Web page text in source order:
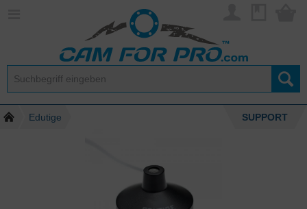
Edutige SUPPORT